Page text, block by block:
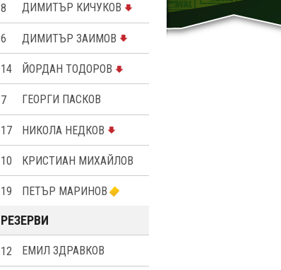
8 ДИМИТЪР КИЧУКОВ
6 ДИМИТЪР ЗАИМОВ
14 ЙОРДАН ТОДОРОВ
7 ГЕОРГИ ПАСКОВ
17 НИКОЛА НЕДКОВ
10 КРИСТИАН МИХАЙЛОВ
19 ПЕТЪР МАРИНОВ
РЕЗЕРВИ
12 ЕМИЛ ЗДРАВКОВ